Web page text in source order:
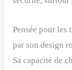
Pensée pour
par son design
Sa capacité de